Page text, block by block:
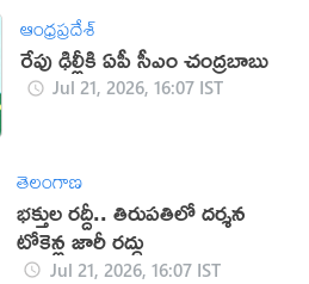
ఆంధ్రప్రదేశ్
రేపు ఢిల్లీకి ఏపీ సీఎం చంద్రబాబు
Jul 21, 2026, 16:07 IST
తెలంగాణ
భక్తుల రద్దీ.. తిరుపతిలో దర్శన
టోకెన్ల జారీ రద్దు
Jul 21, 2026, 16:07 IST